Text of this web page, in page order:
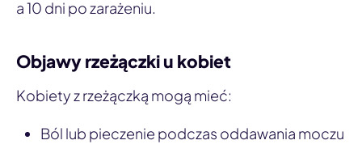
a 10 dni po zarażeniu.
Objawy rzeżączki u kobiet
Kobiety z rzeżączką mogą mieć:
Ból lub pieczenie podczas oddawania moczu